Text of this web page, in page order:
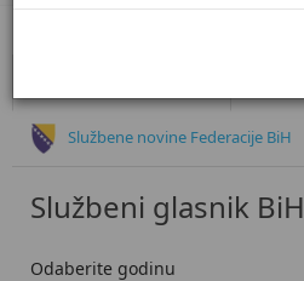
Službene novine Federacije BiH
Službeni glasnik BiH
Odaberite godinu